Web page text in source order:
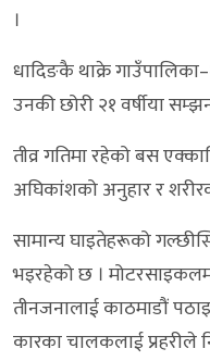
।
धादिङकै थाक्रे
उनकी छोरी २१ वर्षीया
तीव्र गतिमा रहेको बस
अघिकांशको अनुहार र
सामान्य घाइतेहरूको
भइरहेको छ ।
तीनजनालाई काठमाडौं
कारका चालकलाई प्रहरीले